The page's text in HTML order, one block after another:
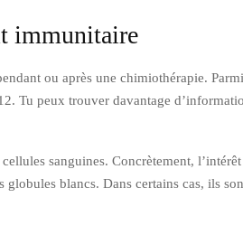
immunitaire
ou après une chimiothérapie.
Tu peux trouver davantage
sanguines. Concrètement, l’intérêt
blancs. Dans certains cas, ils